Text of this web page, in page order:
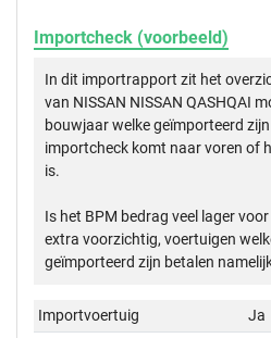
Importcheck (voorbeeld)
In dit importrapport zit het
van NISSAN NISSAN QASHQAI
bouwjaar welke geïmporteerd
importcheck komt naar voren of
is.
Is het BPM bedrag veel lager
extra voorzichtig, voertuigen
geïmporteerd zijn betalen
Importvoertuig
Ja